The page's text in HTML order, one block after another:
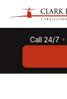
Call 24/7 •